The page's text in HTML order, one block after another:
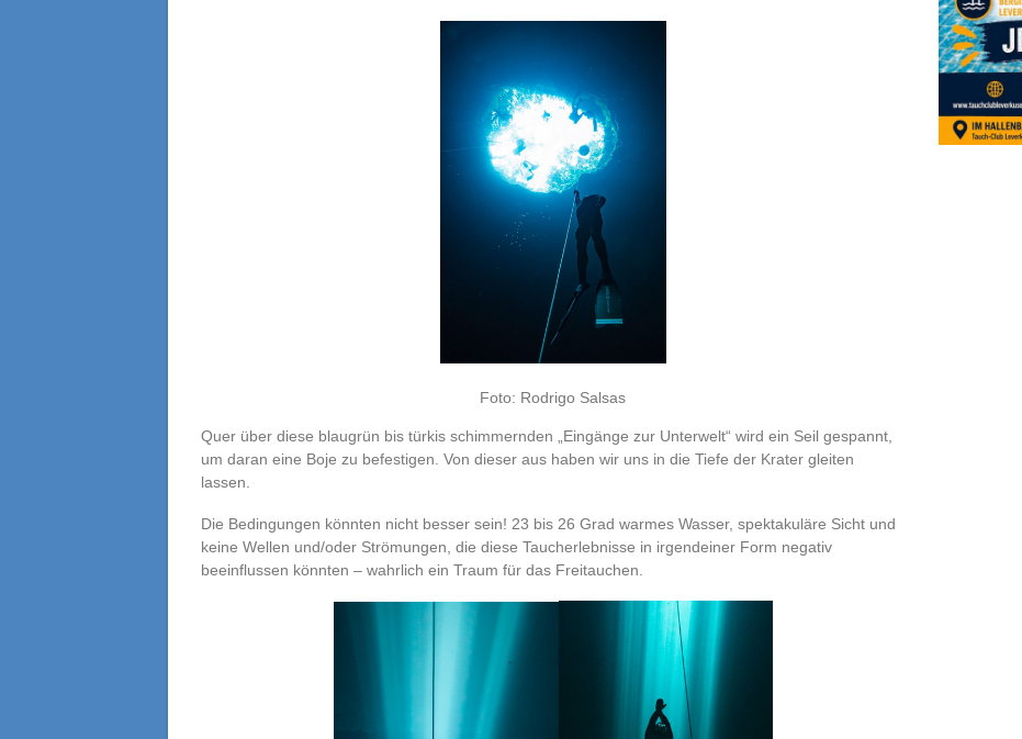
Foto: Rodrigo Salsas
Quer über diese blaugrün bis türkis schimmernden „Eingänge zur Unterwelt“ wird ein Seil gespannt,
um daran eine Boje zu befestigen. Von dieser aus haben wir uns in die Tiefe der Krater gleiten
lassen.
Die Bedingungen könnten nicht besser sein! 23 bis 26 Grad warmes Wasser, spektakuläre Sicht und
keine Wellen und/oder Strömungen, die diese Taucherlebnisse in irgendeiner Form negativ
beeinflussen könnten – wahrlich ein Traum für das Freitauchen.